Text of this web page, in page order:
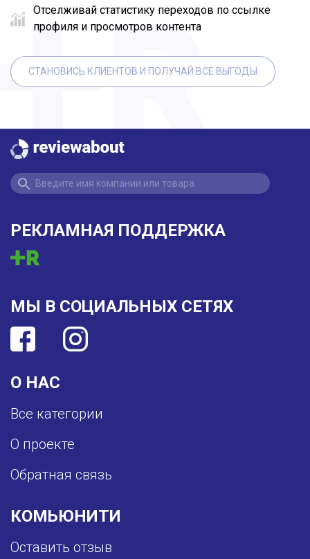
Отселживай статистику переходов по ссылке
профиля и просмотров контента
СТАНОВИСЬ КЛИЕНТОВ И ПОЛУЧАЙ ВСЕ ВЫГОДЫ
О НАС
Все категории
О проекте
Обратная связь
КОМЬЮНИТИ
Оставить отзыв
РЕКЛАМНАЯ ПОДДЕРЖКА
МЫ В СОЦИАЛЬНЫХ СЕТЯХ